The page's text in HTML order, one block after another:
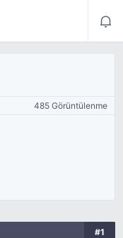
485 Görüntülenme
#1